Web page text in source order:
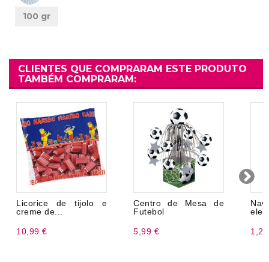
100 gr
CLIENTES QUE COMPRARAM ESTE PRODUTO
TAMBÉM COMPRARAM:
Licorice de tijolo e
creme de...
10,99 €
Centro de Mesa de
Futebol
5,99 €